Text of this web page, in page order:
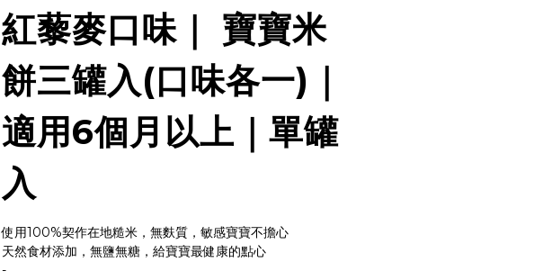
紅藜麥口味｜ 寶寶米
餅三罐入(口味各一)｜
適用6個月以上｜單罐
入
使用100%契作在地糙米，無麩質，敏感寶寶不擔心
天然食材添加，無鹽無糖，給寶寶最健康的點心
-